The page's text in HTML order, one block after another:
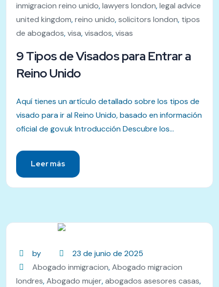
inmigracion reino unido,lawyers london,legal advice
united kingdom,reino unido,solicitors london, tipos
de abogados,visa,visados,visas
9 Tipos de Visados para Entrar a
Reino Unido
Aquí tienes un artículo detallado sobre los tipos de
visado para ir al Reino Unido, basado en información
oficial de gov.uk Introducción Descubre los...
Leer más
by
23 de junio de 2025
Abogado inmigracion,Abogado migracion
londres,Abogado mujer,abogados asesores casas,